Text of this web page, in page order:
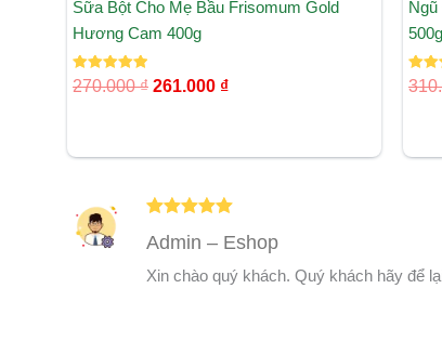
Sữa Bột Cho Mẹ Bầu Frisomum Gold
Hương Cam 400g
Được xếp
hạng
270.000₫ 261.000 ₫
Được
hạng
hạng55
Admin – Eshop
Xin chào quý khách. Quý khách hãy để